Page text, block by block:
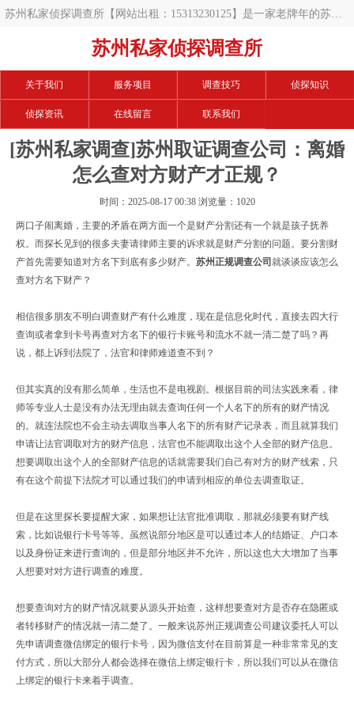
苏州私家侦探调查所【网站出租：15313230125】是一家老牌年的苏州
调查公司,开展的项目有苏州私人调查,苏州私家调查,苏州调查公司,苏州
信可以帮您解决难题.
苏州私家侦探调查所
关于我们 服务项目 调查技巧 侦探知识
侦探资讯 在线留言 联系我们
[苏州私家调查]苏州取证调查公司：离婚
怎么查对方财产才正规？
时间：2025-08-17 00:38 浏览量：1020
两口子闹离婚，主要的矛盾在两方面一个是财产分割还有一个就是孩子抚养
权。而探长见到的很多夫妻请律师主要的诉求就是财产分割的问题。要分割财
产首先需要知道对方名下到底有多少财产。 苏州正规调查公司 就谈谈应该怎么
查对方名下财产？
相信很多朋友不明白调查财产有什么难度，现在是信息化时代，直接去四大行
查询或者拿到卡号再查对方名下的银行卡账号和流水不就一清二楚了吗？再
说，都上诉到法院了，法官和律师难道查不到？
但其实真的没有那么简单，生活也不是电视剧。根据目前的司法实践来看，律
师等专业人士是没有办法无理由就去查询任何一个人名下的所有的财产情况
的。就连法院也不会主动去调取当事人名下的所有财产记录表，而且就算我们
申请让法官调取对方的财产信息，法官也不能调取出这个人全部的财产信息。
想要调取出这个人的全部财产信息的话就需要我们自己有对方的财产线索，只
有在这个前提下法院才可以通过我们的申请到相应的单位去调查取证。
但是在这里探长要提醒大家，如果想让法官批准调取，那就必须要有财产线
索，比如说银行卡号等等。虽然说部分地区是可以通过本人的结婚证、户口本
以及身份证来进行查询的，但是部分地区并不允许，所以这也大大增加了当事
人想要对对方进行调查的难度。
想要查询对方的财产情况就要从源头开始查，这样想要查对方是否存在隐匿或
者转移财产的情况就一清二楚了。一般来说苏州正规调查公司建议委托人可以
先申请调查微信绑定的银行卡号，因为微信支付在目前算是一种非常常见的支
付方式，所以大部分人都会选择在微信上绑定银行卡，所以我们可以从在微信
上绑定的银行卡来着手调查。